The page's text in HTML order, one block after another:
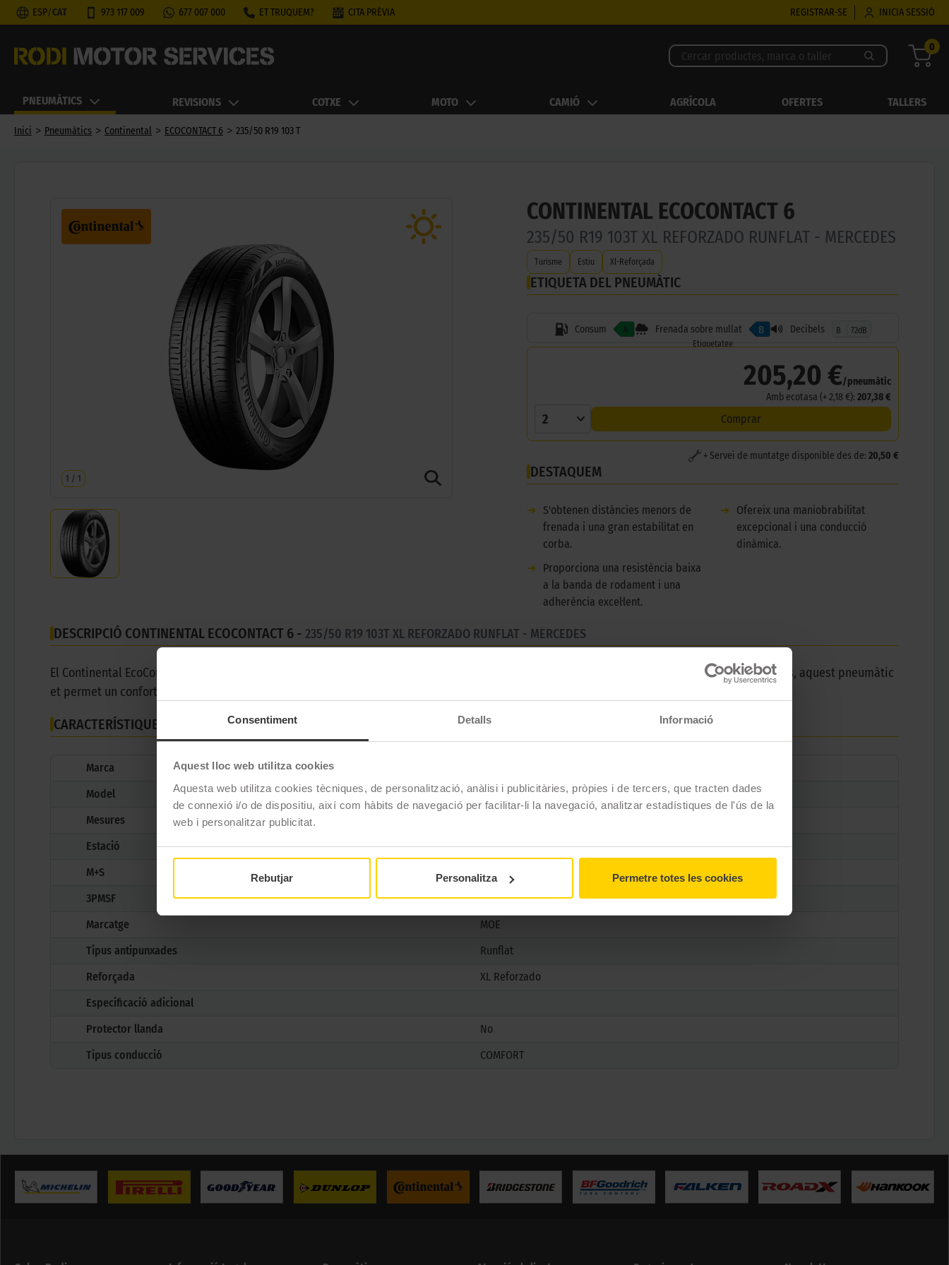
Consentiment Detalls Informació
Aquest lloc web utilitza cookies
Aquesta web utilitza cookies tècniques, de personalització, anàlisi i publicitàries, pròpies i de tercers, que tracten dades
de connexió i/o de dispositiu, així com hàbits de navegació per facilitar-li la navegació, analitzar estadístiques de l'ús de la
web i personalitzar publicitat.
Rebutjar Personalitza Permetre totes les cookies
ESP/CAT 973 117 009 677 007 000 ET TRUQUEM? CITA PRÈVIA REGISTRAR-SE INICIA SESSIÓ
0
PNEUMÀTICS REVISIONS COTXE MOTO CAMIÓ AGRÍCOLA OFERTES TALLERS
Inici > Pneumàtics > Continental > ECOCONTACT 6 > 235/50 R19 103 T
1 / 1
CONTINENTAL ECOCONTACT 6
235/50 R19 103T XL REFORZADO RUNFLAT - MERCEDES
Turisme Estiu Xl-Reforçada
ETIQUETA DEL PNEUMÀTIC
Consum A Frenada sobre mullat B Decibels B
72dB
Etiquetatge
205,20 €/pneumàtic
Amb ecotasa (+ 2,18 €): 207,38 €
2 Comprar
+ Servei de muntatge disponible des de: 20,50 €
DESTAQUEM
➜
S'obtenen distàncies menors de
frenada i una gran estabilitat en
corba.
➜
Ofereix una maniobrabilitat
excepcional i una conducció
dinàmica.
➜
Proporciona una resistència baixa
a la banda de rodament i una
adherència excel·lent.
DESCRIPCIÓ CONTINENTAL ECOCONTACT 6 - 235/50 R19 103T XL REFORZADO RUNFLAT - MERCEDES
El Continental EcoContact 6 és un pneumàtic ideal per a una conducció esportiva. Amb un control excepcional fins i tot a velocitats vertiginoses, aquest pneumàtic
et permet un confort sense límits en qualsevol situació.
CARACTERÍSTIQUES TÈCNIQUES
Marca
Model
ECOCONTACT 6
Mesures
Estació
Estiu
M+S
No
3PMSF
No
Marcatge
MOE
Tipus antipunxades
Runflat
Reforçada
XL Reforzado
Especificació adicional
Protector llanda
No
Tipus conducció
COMFORT